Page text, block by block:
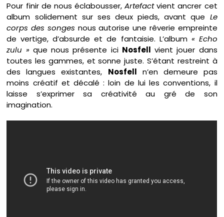
Pour finir de nous éclabousser,Artefactvient ancrer cet
album solidement sur ses deux pieds, avant que Le
corps des songes nous autorise une rêverie empreinte
de vertige, d’absurde et de fantaisie. L’album « Echo
zulu »que nous présente ici Nosfell vient jouer dans
toutes les gammes, et sonne juste. S’étant restreint à
des langues existantes, Nosfell n’en demeure pas
moins créatif et décalé : loin de lui les conventions, il
laisse s’exprimer sa créativité au gré de son
imagination.